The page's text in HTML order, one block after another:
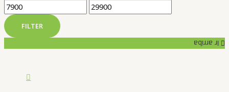
FILTER
Ir arriba